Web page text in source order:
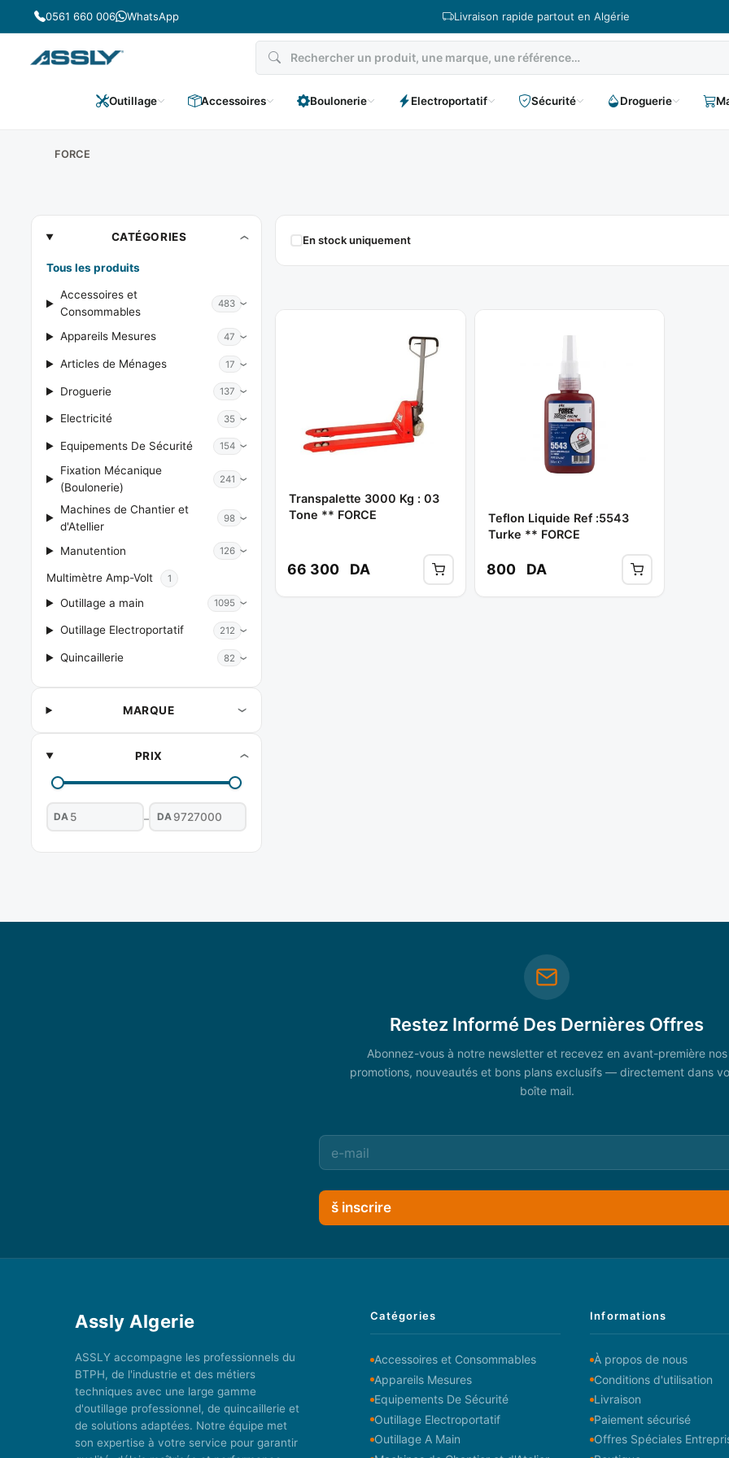
Passer
au
contenu
0561 660 006 WhatsApp Livraison rapide partout en Algérie
Outillage Accessoires Boulonerie Electroportatif Sécurité Droguerie
FORCE
FORCE CATÉGORIES
Tous les produits
Accessoires et
Consommables
483
Appareils Mesures 47
Articles de Ménages 17
Droguerie 137
Electricité 35
Equipements De Sécurité 154
Fixation Mécanique
(Boulonerie)
241
Machines de Chantier et
d'Atellier
98
Manutention 126
Multimètre Amp-Volt 1
Outillage a main 1095
Outillage Electroportatif 212
Quincaillerie 82
MARQUE
PRIX
DA – DA
En stock uniquement
Transpalette 3000 Kg : 03
Tone ** FORCE
66 300 DA
Teflon Liquide Ref :5543
Turke ** FORCE
800 DA
Restez Informé Des Dernières Offres
Abonnez-vous à notre newsletter et recevez en avant-première nos
promotions, nouveautés et bons plans exclusifs — directement dans
boîte mail.
š inscrire
Assly Algerie
ASSLY accompagne les professionnels du
BTPH, de l'industrie et des métiers
techniques avec une large gamme
d'outillage professionnel, de quincaillerie et
de solutions adaptées. Notre équipe met
son expertise à votre service pour garantir
Catégories
Accessoires et Consommables
Appareils Mesures
Equipements De Sécurité
Outillage Electroportatif
Outillage A Main
Informations
À propos de nous
Conditions d'utilisation
Livraison
Paiement sécurisé
Offres Spéciales